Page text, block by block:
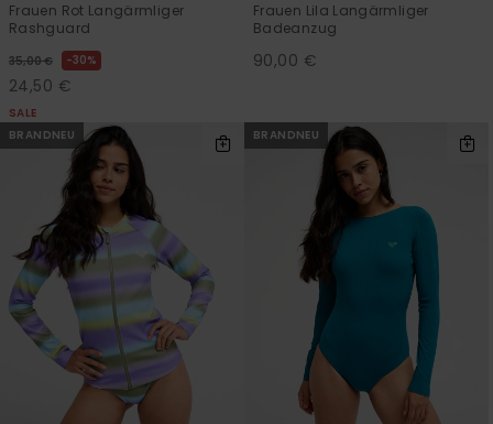
Frauen Rot Langärmliger
Rashguard
35,00 € 30%
24,50 €
SALE
Frauen Lila Langärmliger
Badeanzug
90,00 €
BRANDNEU BRANDNEU